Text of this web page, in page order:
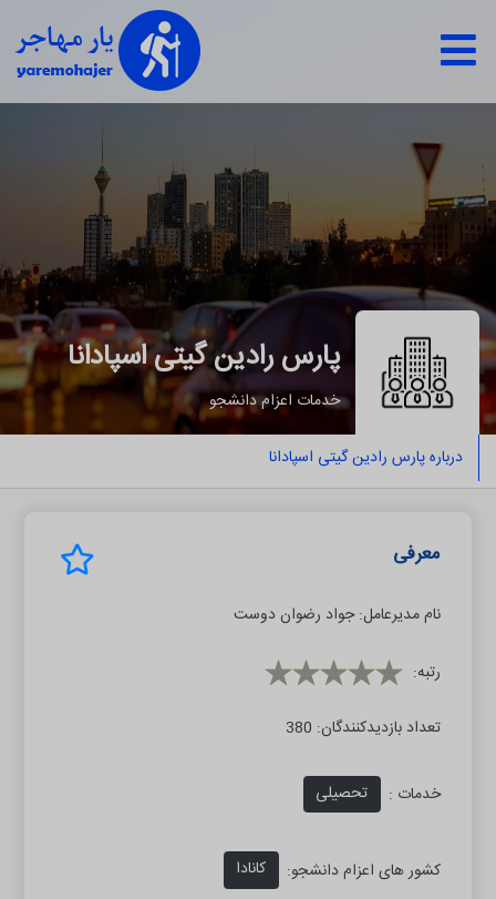
پارس رادین گیتی اسپادانا
خدمات اعزام دانشجو
درباره پارس رادین گیتی اسپادانا
معرفی
نام مدیرعامل:جواد رضوان دوست
رتبه:
تعداد بازدیدکنندگان: 380
خدمات : تحصیلی
کشور های اعزام دانشجو: کانادا